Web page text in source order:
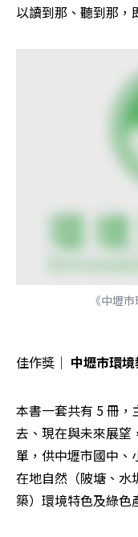
以讀到那、聽到那，
《中壢
佳作獎│ 中壢市環
本書一套共有 5 冊
去、現在與未來展望
單，供中壢市國中、
在地自然（陂塘、水
築）環境特色及綠色